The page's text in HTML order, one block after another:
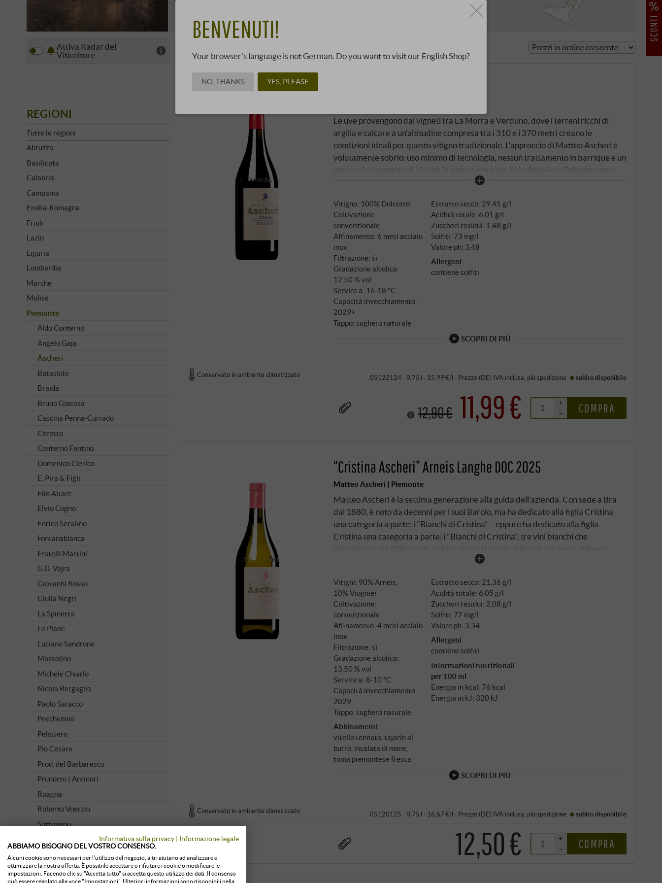
Le uve provengono dai vigneti tra La Morra e Verduno, dove i terreni ricchi di
argilla e calcare a un'altitudine compresa tra i 310 e i 370 metri creano le
condizioni ideali per questo vitigno tradizionale. L'approccio di Matteo Ascheri è
volutamente sobrio: uso minimo di tecnologia, nessun trattamento in barrique e un
approccio rispettoso di ciò che la natura produce. Il risultato è un Dolcetto come
dovrebbe essere – delicato ed espressivo, senza essere artificiale o forzato.
Vitigno: 100% Dolcetto
Coltivazione:
convenzionale
Affinamento: 6 mesi acciaio
inox
Filtrazione: sì
Gradazione alcolica:
12,50 % vol
Servire a: 16‑18 °C
Capacità invecchiamento:
2029+
Tappo: sughero naturale
Estratto secco: 29,45 g/l
Acidità totale: 6,01 g/l
Zuccheri residui: 1,48 g/l
Solfiti: 73 mg/l
Valore ph: 3,48
Allergeni
contiene solfiti
SCOPRI DI PIÙ
Conservato in ambiente climatizzato 05122124 · 0,75 l · 15,99 €/l · Prezzo (DE) IVA inclusa , più spedizione subito disponibile
12,90 € 11,99 €
+
–
COMPRA
“Cristina Ascheri” Arneis Langhe DOC 2025
Matteo Ascheri | Piemonte
Matteo Ascheri è la settima generazione alla guida dell'azienda. Con sede a Bra
dal 1880, è noto da decenni per i suoi Barolo, ma ha dedicato alla figlia Cristina
una categoria a parte: i "Bianchi di Cristina" – eppure ha dedicato alla figlia
Cristina una categoria a parte: i "Bianchi di Cristina", tre vini bianchi che
dimostrano che il Piemonte sa fare anche i bianchi. L'Arneis è in testa. Almeno
l'85% di Arneis, raccolto a mano a metà settembre, fermentato a 18°C per circa
Vitigni: 90% Arneis,
10% Viognier
Coltivazione:
convenzionale
Affinamento: 4 mesi acciaio
inox
Filtrazione: sì
Gradazione alcolica:
13,50 % vol
Servire a: 8‑10 °C
Capacità invecchiamento:
2029
Tappo: sughero naturale
Abbinamenti
vitello tonnato, tajarin al
burro, insalata di mare,
toma piemontese fresca
Estratto secco: 21,36 g/l
Acidità totale: 6,05 g/l
Zuccheri residui: 2,08 g/l
Solfiti: 77 mg/l
Valore ph: 3,34
Allergeni
contiene solfiti
Informazioni nutrizionali
per 100 ml
Energia in kcal: 76 kcal
Energia in kJ: 320 kJ
SCOPRI DI PIÙ
Conservato in ambiente climatizzato 05120125 · 0,75 l · 16,67 €/l · Prezzo (DE) IVA inclusa , più spedizione subito disponibile
12,50 €
+
–
COMPRA
Attiva Radar del
Viticoltore
REGIONI
Tutte le regioni
Abruzzo
Basilicata
Calabria
Campania
Emilia-Romagna
Friuli
Lazio
Liguria
Lombardia
Marche
Molise
Piemonte
Aldo Conterno
Angelo Gaja
Ascheri
Batasiolo
Braida
Bruno Giacosa
Cascina Penna-Currado
Ceretto
Conterno Fantino
Domenico Clerico
E. Pira & Figli
Elio Altare
Elvio Cogno
Enrico Serafino
Fontanabianca
Fratelli Martini
G.D. Vajra
Giovanni Rosso
Giulia Negri
La Spinetta
Le Piane
Luciano Sandrone
Massolino
Michele Chiarlo
Nicola Bergaglio
Paolo Saracco
Pecchenino
Pelissero
Pio Cesare
Prod. del Barbaresco
Prunotto | Antinori
Roagna
Roberto Voerzio
Sottimano
Vietti
Vite Colte
BENVENUTI!
Your browser's language is not German. Do you want to visit our English Shop?
NO, THANKS YES, PLEASE
Informativa sulla privacy | Informazione legale
ABBIAMO BISOGNO DEL VOSTRO CONSENSO.
Alcuni cookie sono necessari per l'utilizzo del negozio, altri aiutano ad analizzare e
ottimizzare la nostra offerta. È possibile accettare o rifiutare i cookie o modificare le
impostazioni. Facendo clic su "Accetta tutto" si accetta questo utilizzo dei dati. Il consenso
può essere regolato alla voce "Impostazioni". Ulteriori informazioni sono disponibili nella